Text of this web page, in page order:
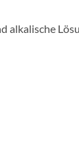
alkalische